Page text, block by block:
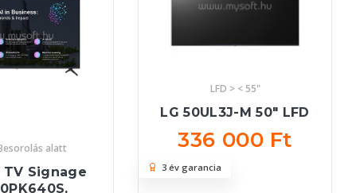
alatt
TV Signage
LFD > < 55"
LG 50UL3J-M 50" LFD
336 000 Ft
3 év garancia